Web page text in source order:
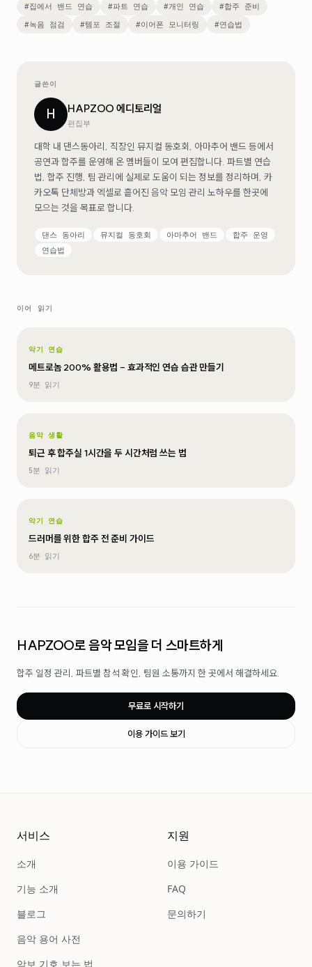
#집에서 밴드 연습 #파트 연습 #개인 연습 #합주 준비
#녹음 점검 #템포 조절 #이어폰 모니터링 #연습법
글쓴이
H HAPZOO 에디토리얼
편집부
대학 내 댄스동아리, 직장인 뮤지컬 동호회, 아마추어 밴드 등에서
공연과 합주를 운영해 온 멤버들이 모여 편집합니다. 파트별 연습
법, 합주 진행, 팀 관리에 실제로 도움이 되는 정보를 정리하며, 카
카오톡 단체방과 엑셀로 흩어진 음악 모임 관리 노하우를 한곳에
모으는 것을 목표로 합니다.
댄스 동아리 뮤지컬 동호회 아마추어 밴드
합주 운영
연습법
이어 읽기
악기 연습
메트로놈 200% 활용법 - 효과적인 연습 습관 만들기
9분 읽기
음악 생활
퇴근 후 합주실 1시간을 두 시간처럼 쓰는 법
5분 읽기
악기 연습
드러머를 위한 합주 전 준비 가이드
6분 읽기
HAPZOO로 음악 모임을 더 스마트하게
합주 일정 관리, 파트별 참석 확인, 팀원 소통까지 한 곳에서 해결하세요.
무료로 시작하기
이용 가이드 보기
서비스
소개
기능 소개
블로그
음악 용어 사전
악보 기호 보는 법
지원
이용 가이드
FAQ
문의하기